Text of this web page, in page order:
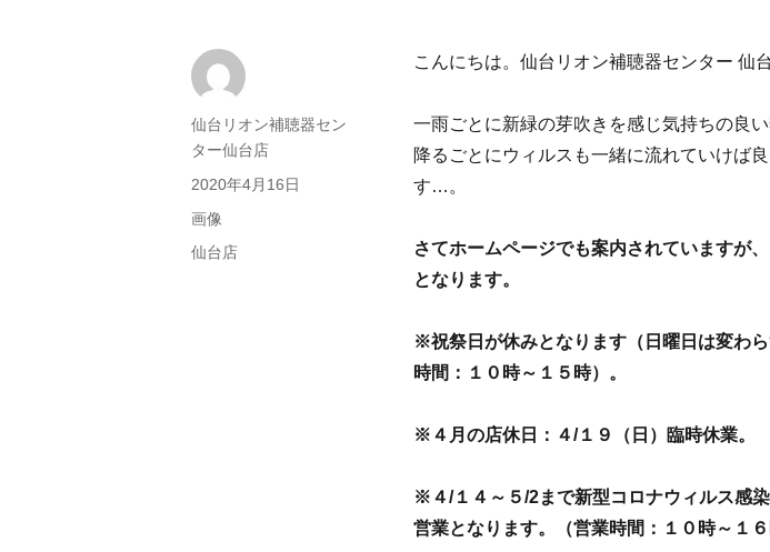
こんにちは。仙台リオン補聴器センター 仙
一雨ごとに新緑の芽吹きを感じ気持ちの良
降るごとにウィルスも一緒に流れていけば
す…。
さてホームページでも案内されていますが
となります。
※祝祭日が休みとなります（日曜日は変わ
時間：１０時～１５時）。
※４月の店休日：４/１９（日）臨時休業。
※４/１４～５/2まで新型コロナウィルス感
営業となります。（営業時間：１０時～１６
投
稿
者
仙台リオン補聴器セン
ター仙台店
投
稿
2020年4月16日
フ
ォ
画像
カ
仙台店